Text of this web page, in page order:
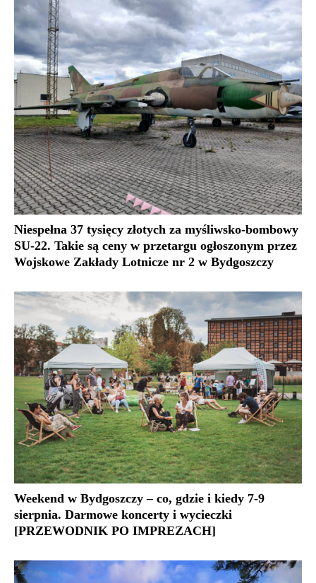
Niespełna 37 tysięcy złotych za myśliwsko-bombowy
SU-22. Takie są ceny w przetargu ogłoszonym przez
Wojskowe Zakłady Lotnicze nr 2 w Bydgoszczy
Weekend w Bydgoszczy – co, gdzie i kiedy 7-9
sierpnia. Darmowe koncerty i wycieczki
[PRZEWODNIK PO IMPREZACH]